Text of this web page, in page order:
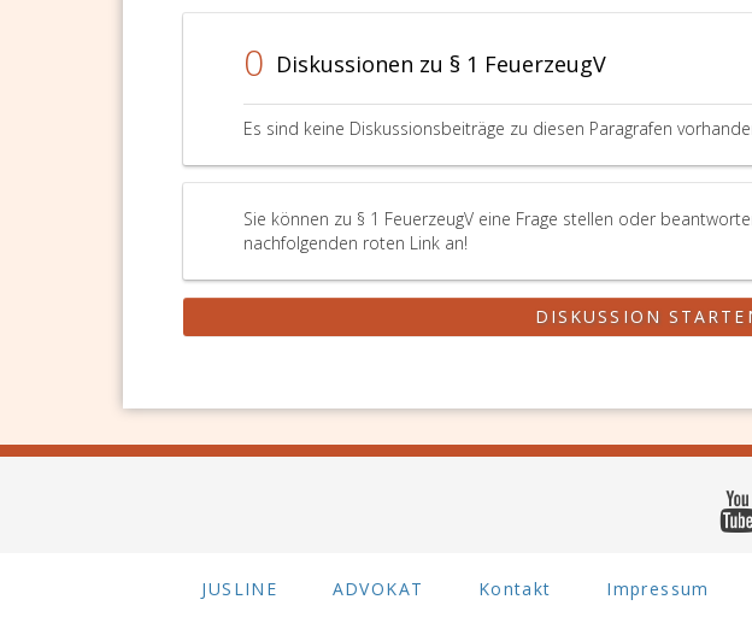
0 Diskussionen zu § 1 FeuerzeugV
Es sind keine Diskussionsbeiträge zu diesen Paragrafen
Sie können zu § 1 FeuerzeugV eine Frage stellen oder
nachfolgenden roten Link an!
DISKUSSION
JUSLINE ADVOKAT Kontakt Impressum